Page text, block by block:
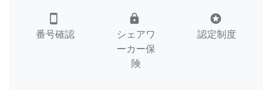
smartphone
番号確認
lock
シェアワ
ーカー保
険
stars
認定制度